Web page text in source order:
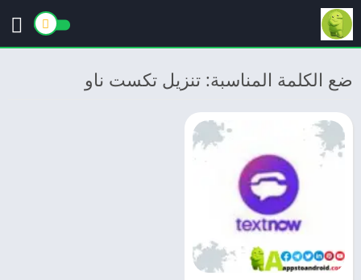
ضع الكلمة المناسبة: تنزيل تكست ناو